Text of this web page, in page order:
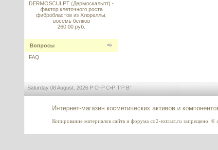
Liposome System)
пастообразный
нанолипосомах, NS nCoQ10
DERMOSCULPT (Дермоскальпт) -
фактор клеточного роста
фибробластов из Хлореллы,
восемь белков
260.00 руб.
Вопросы
FAQ
Saturday 08 August, 2026 Р С–Р С•Р Т‘Р В°
Интернет-магазин косметических активов и
Копирование материалов сайта и форума co2-extract.ru запрещено.